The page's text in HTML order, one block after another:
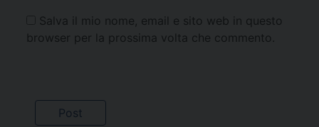
Salva il mio nome, email e sito web in questo
browser per la prossima volta che commento.